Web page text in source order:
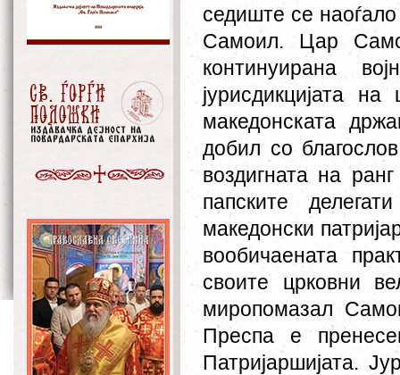
седиште се
Самоил. Цар
континуирана
јурисдикцијата
македонската
добил со
воздигната на
папските
македонски
вообичаената
своите црковни
миропомазал
Преспа е
Патријаршијата.